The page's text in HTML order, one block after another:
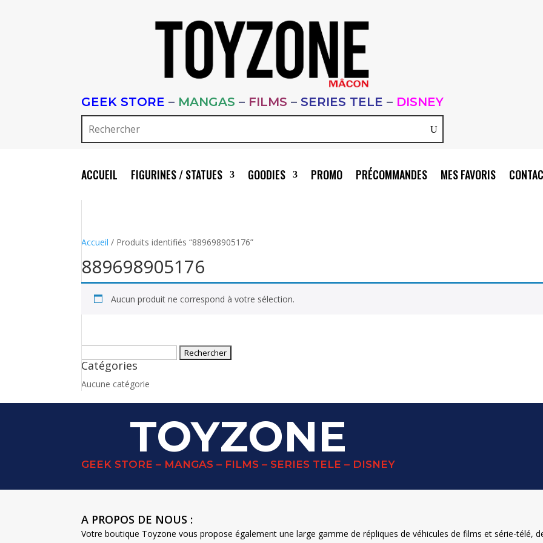
GEEK STORE – MANGAS– FILMS – SERIES TELE – DISNEY
ACCUEIL FIGURINES / STATUES GOODIES PROMO PRÉCOMMANDES MES FAVORIS
Accueil / Produits identifiés “889698905176”
889698905176
Aucun produit ne correspond à votre sélection.
Catégories
Aucune catégorie
TOYZONE
GEEK STORE – MANGAS – FILMS – SERIES TELE – DISNEY
A PROPOS DE NOUS :
Votre boutique Toyzone vous propose également une large gamme de répliques de véhicules de films et série-télé,